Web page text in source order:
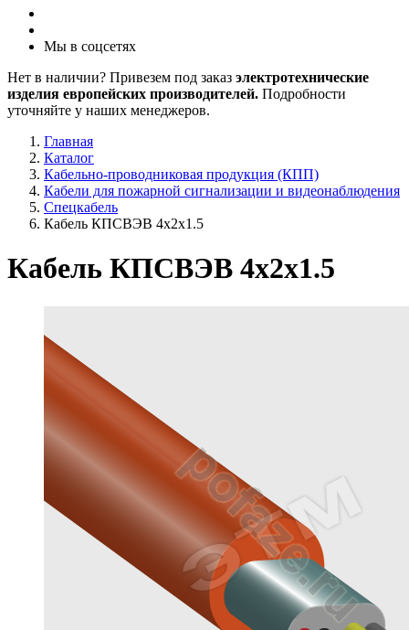
Мы в соцсетях
Нет в наличии? Привезем под заказ электротехнические
изделия европейских производителей. Подробности
уточняйте у наших менеджеров.
Главная
Каталог
Кабельно-проводниковая продукция (КПП)
Кабели для пожарной сигнализации и видеонаблюдения
Спецкабель
Кабель КПСВЭВ 4х2х1.5
Кабель КПСВЭВ 4х2х1.5